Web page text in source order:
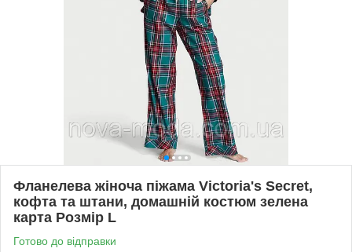
Фланелева жіноча піжама Victoria's Secret,
кофта та штани, домашній костюм зелена
карта Розмір L
Готово до відправки